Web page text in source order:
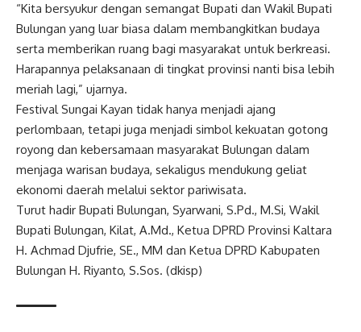
“Kita bersyukur dengan semangat Bupati dan Wakil Bupati
Bulungan yang luar biasa dalam membangkitkan budaya
serta memberikan ruang bagi masyarakat untuk berkreasi.
Harapannya pelaksanaan di tingkat provinsi nanti bisa lebih
meriah lagi,” ujarnya.
Festival Sungai Kayan tidak hanya menjadi ajang
perlombaan, tetapi juga menjadi simbol kekuatan gotong
royong dan kebersamaan masyarakat Bulungan dalam
menjaga warisan budaya, sekaligus mendukung geliat
ekonomi daerah melalui sektor pariwisata.
Turut hadir Bupati Bulungan, Syarwani, S.Pd., M.Si, Wakil
Bupati Bulungan, Kilat, A.Md., Ketua DPRD Provinsi Kaltara
H. Achmad Djufrie, SE., MM dan Ketua DPRD Kabupaten
Bulungan H. Riyanto, S.Sos. (dkisp)